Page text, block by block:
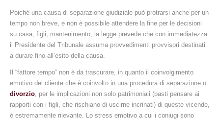
Poiché una causa di separazione giudiziale può protrarsi anche per un
tempo non breve, e non è possibile attendere la fine per le decisioni
su casa, figli, mantenimento, la legge prevede che con immediatezza
il Presidente del Tribunale assuma provvedimenti provvisori destinati
a durare fino all’esito della causa.
Il “fattore tempo” non è da trascurare, in quanto il coinvolgimento
emotivo del cliente che è coinvolto in una procedura di separazione o
divorzio, per le implicazioni non solo patrimoniali (basti pensare ai
rapporti con i figli, che rischiano di uscirne incrinati) di queste vicende,
è estremamente rilevante. Lo stress emotivo a cui i coniugi sono